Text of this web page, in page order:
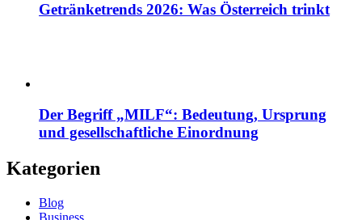
Getränketrends 2026: Was Österreich trinkt
Der Begriff „MILF“: Bedeutung, Ursprung
und gesellschaftliche Einordnung
Kategorien
Blog